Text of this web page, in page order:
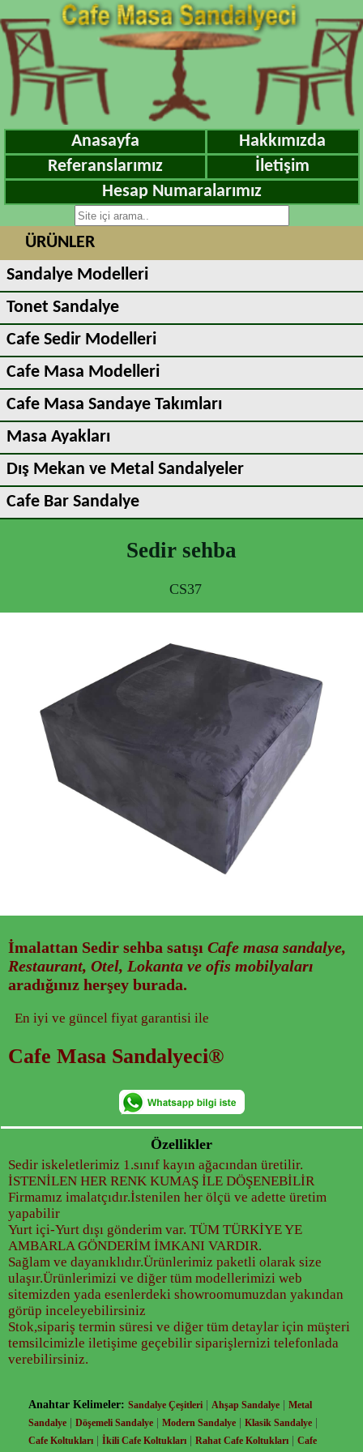
Anasayfa
Hakkımızda
Referanslarımız
İletişim
Hesap Numaralarımız
ÜRÜNLER
Sandalye Modelleri
Tonet Sandalye
Cafe Sedir Modelleri
Cafe Masa Modelleri
Cafe Masa Sandaye Takımları
Masa Ayakları
Dış Mekan ve Metal Sandalyeler
Cafe Bar Sandalye
Sedir sehba
CS37
İmalattan Sedir sehba satışı Cafe masa sandalye,
Restaurant, Otel, Lokanta ve ofis mobilyaları
aradığınız herşey burada.
En iyi ve güncel fiyat garantisi ile
Cafe Masa Sandalyeci®
Özellikler
Sedir iskeletlerimiz 1.sınıf kayın ağacından üretilir.
İSTENİLEN HER RENK KUMAŞ İLE DÖŞENEBİLİR
Firmamız imalatçıdır.İstenilen her ölçü ve adette üretim
yapabilir
Yurt içi-Yurt dışı gönderim var. TÜM TÜRKİYE YE
AMBARLA GÖNDERİM İMKANI VARDIR.
Sağlam ve dayanıklıdır.Ürünlerimiz paketli olarak size
ulaşır.Ürünlerimizi ve diğer tüm modellerimizi web
sitemizden yada esenlerdeki showroomumuzdan yakından
görüp inceleyebilirsiniz
Stok,sipariş termin süresi ve diğer tüm detaylar için müşteri
temsilcimizle iletişime geçebilir siparişlernizi telefonlada
verebilirsiniz.
Anahtar Kelimeler: Sandalye Çeşitleri | Ahşap Sandalye | Metal
Sandalye | Döşemeli Sandalye | Modern Sandalye | Klasik Sandalye |
Cafe Koltukları | İkili Cafe Koltukları | Rahat Cafe Koltukları | Cafe